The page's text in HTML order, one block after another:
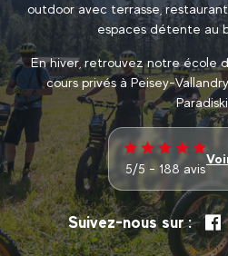
outdoor avec terrasse,
espaces détente au
En hiver, retrouvez notre école
cours privés à Peisey-
Paradiski.
5/5 - 188 avis
Suivez-nous sur :